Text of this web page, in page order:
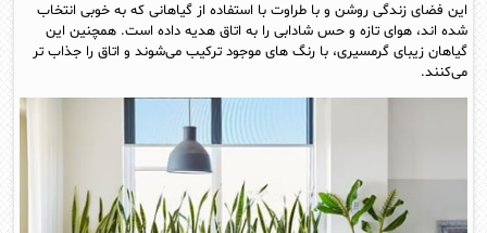
این فضای زندگی روشن و با طراوت با استفاده از گیاهانی که به خوبی انتخاب
شده اند، هوای تازه و حس شادابی را به اتاق هدیه داده است. همچنین این
گیاهان زیبای گرمسیری، با رنگ های موجود ترکیب می‌شوند و اتاق را جذاب تر
می‌کنند.